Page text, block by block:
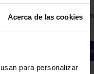
Acerca de las cookies
para personalizar